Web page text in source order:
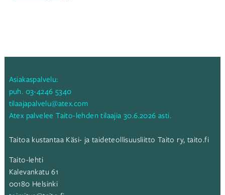
Asiakaspalvelu:
puh. 03-4246 5340
tilaajapalvelu@atex.com
Atex palvelee Taito-lehden tilaajia 30.6.2026 asti.
Taitoa kustantaa Käsi- ja taideteollisuusliitto Taito ry, taito.fi
Taito-lehti
Kalevankatu 61
00180 Helsinki